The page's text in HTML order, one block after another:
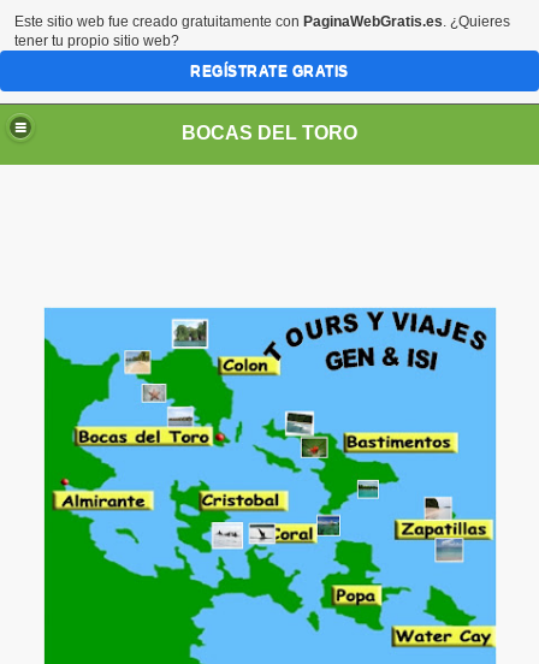
BOCAS DEL TORO
Este sitio web fue creado gratuitamente con PaginaWebGratis.es. ¿Quieres
tener tu propio sitio web?
REGÍSTRATE GRATIS